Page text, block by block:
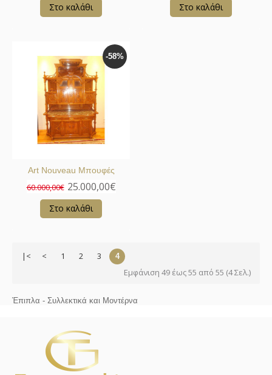
Στο καλάθι Στο καλάθι
-58%
Art Nouveau Μπουφές
60.000,00€ 25.000,00€
Στο καλάθι
|< < 1 2 3 4
Εμφάνιση 49 έως 55 από 55 (4 Σελ.)
Έπιπλα - Συλλεκτικά και Μοντέρνα